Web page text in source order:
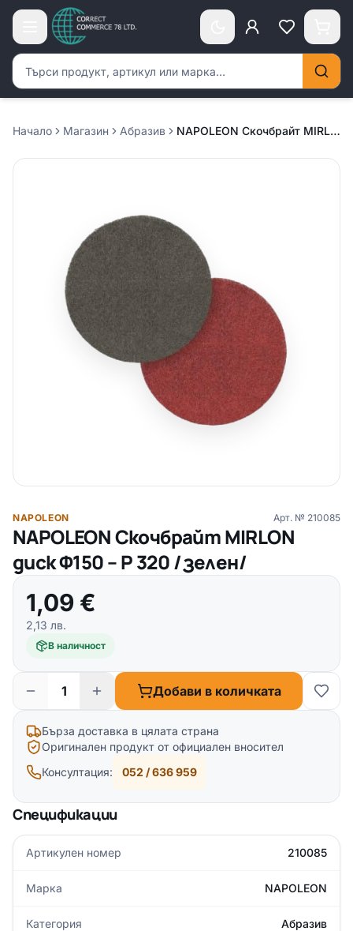
Търсене на продукти
Начало Магазин Абразив NAPOLEON Скочбрайт MIRLON диск Ф150 – P 320 /зелен/
NAPOLEON Арт. № 210085
NAPOLEON Скочбрайт MIRLON
диск Ф150 – P 320 /зелен/
1,09 €
2,13 лв.
В наличност
Добави в количката
Бърза доставка в цялата страна
Оригинален продукт от официален вносител
Консултация:
052 / 636 959
Спецификации
Артикулен номер 210085
Марка NAPOLEON
Категория Абразив